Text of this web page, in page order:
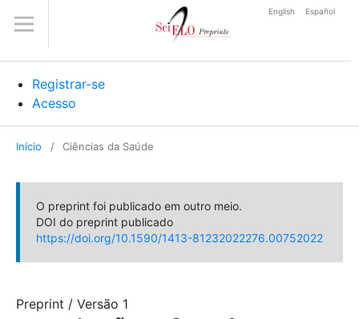
Registrar-se
Acesso
English Español
Início / Ciências da Saúde
O preprint foi publicado em outro meio.
DOI do preprint publicado
https://doi.org/10.1590/1413-81232022276.00752022
Preprint / Versão 1